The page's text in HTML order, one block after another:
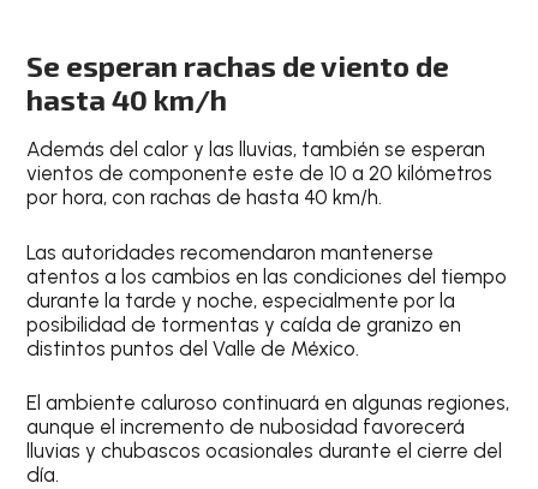
Se esperan rachas de viento de
hasta 40 km/h
Además del calor y las lluvias, también se esperan
vientos de componente este de 10 a 20 kilómetros
por hora, con rachas de hasta 40 km/h.
Las autoridades recomendaron mantenerse
atentos a los cambios en las condiciones del tiempo
durante la tarde y noche, especialmente por la
posibilidad de tormentas y caída de granizo en
distintos puntos del Valle de México.
El ambiente caluroso continuará en algunas regiones,
aunque el incremento de nubosidad favorecerá
lluvias y chubascos ocasionales durante el cierre del
día.